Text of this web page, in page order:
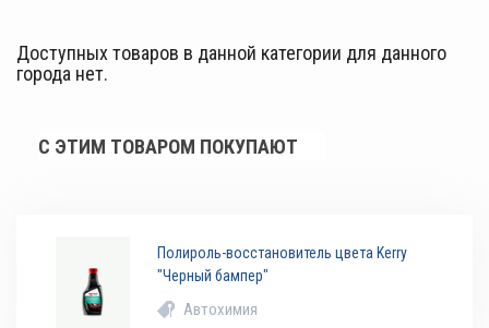
Доступных товаров в данной категории для данного
города нет.
С ЭТИМ ТОВАРОМ ПОКУПАЮТ
Полироль-восстановитель цвета Kerry
"Черный бампер"
Автохимия